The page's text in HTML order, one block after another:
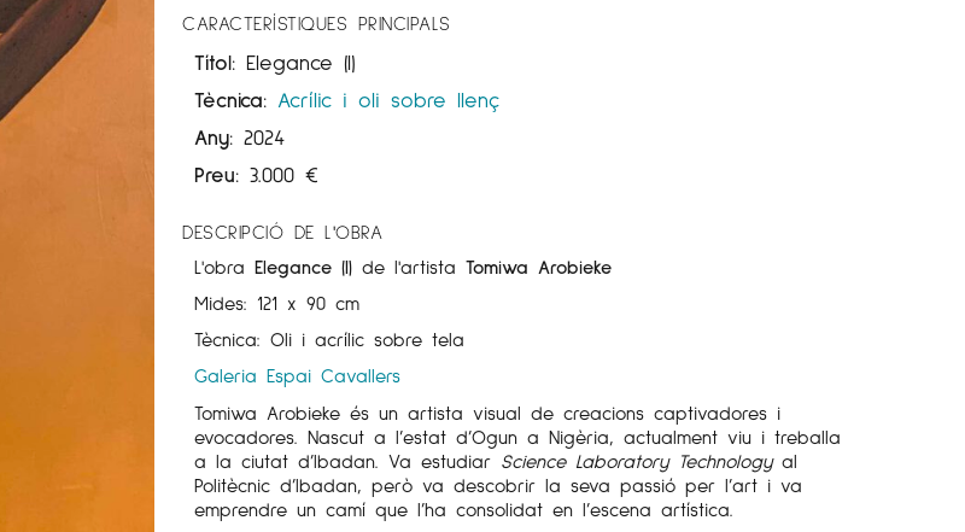
CARACTERÍSTIQUES PRINCIPALS
Títol: Elegance (I)
Tècnica: Acrílic i oli sobre llenç
Any: 2024
Preu: 3.000€
DESCRIPCIÓ DE L'OBRA
L'obraElegance (I) de l'artistaTomiwa Arobieke
Mides: 121 x 90 cm
Tècnica: Oli i acrílic sobre tela
Galeria Espai Cavallers
Tomiwa Arobieke és un artista visual de creacions captivadores i
evocadores. Nascut a l’estat d’Ogun a Nigèria, actualment viu i treballa
a la ciutat d’Ibadan. Va estudiar Science Laboratory Technologyal
Politècnic d’Ibadan, però va descobrir la seva passió per l’art i va
emprendre un camí que l’ha consolidat en l’escena artística.